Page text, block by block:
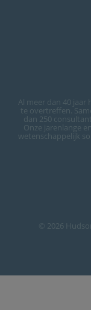
Al meer dan 40
te overtreffen.
dan 250
Onze jarenlange
wetenschappelijk
© 2026